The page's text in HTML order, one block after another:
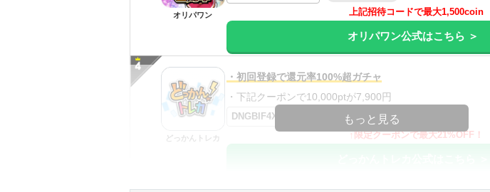
オリパワン
上記招待コードで最大1,500coin
オリパワン公式はこちら ＞
どっかんトレカ
・初回登録で還元率100%超ガチャ
・下記クーポンで10,000ptが7,900円
DNGBIF4X
コードコピー
↑限定クーポンで最大21%OFF！
もっと見る